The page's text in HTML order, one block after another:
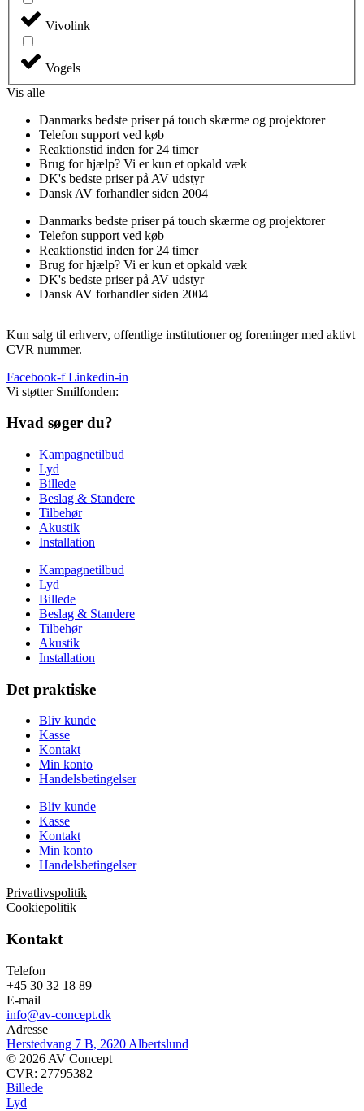
Vivolink
Vogels
Vis alle
Danmarks bedste priser på touch skærme og projektorer
Telefon support ved køb
Reaktionstid inden for 24 timer
Brug for hjælp? Vi er kun et opkald væk
DK's bedste priser på AV udstyr
Dansk AV forhandler siden 2004
Danmarks bedste priser på touch skærme og projektorer
Telefon support ved køb
Reaktionstid inden for 24 timer
Brug for hjælp? Vi er kun et opkald væk
DK's bedste priser på AV udstyr
Dansk AV forhandler siden 2004
Kun salg til erhverv, offentlige institutioner og foreninger med aktivt
CVR nummer.
Facebook-f Linkedin-in
Vi støtter Smilfonden:
Hvad søger du?
Kampagnetilbud
Lyd
Billede
Beslag & Standere
Tilbehør
Akustik
Installation
Kampagnetilbud
Lyd
Billede
Beslag & Standere
Tilbehør
Akustik
Installation
Det praktiske
Bliv kunde
Kasse
Kontakt
Min konto
Handelsbetingelser
Bliv kunde
Kasse
Kontakt
Min konto
Handelsbetingelser
Privatlivspolitik
Cookiepolitik
Kontakt
Telefon
+45 30 32 18 89
E-mail
info@av-concept.dk
Adresse
Herstedvang 7 B, 2620 Albertslund
© 2026 AV Concept
CVR: 27795382
Billede
Lyd